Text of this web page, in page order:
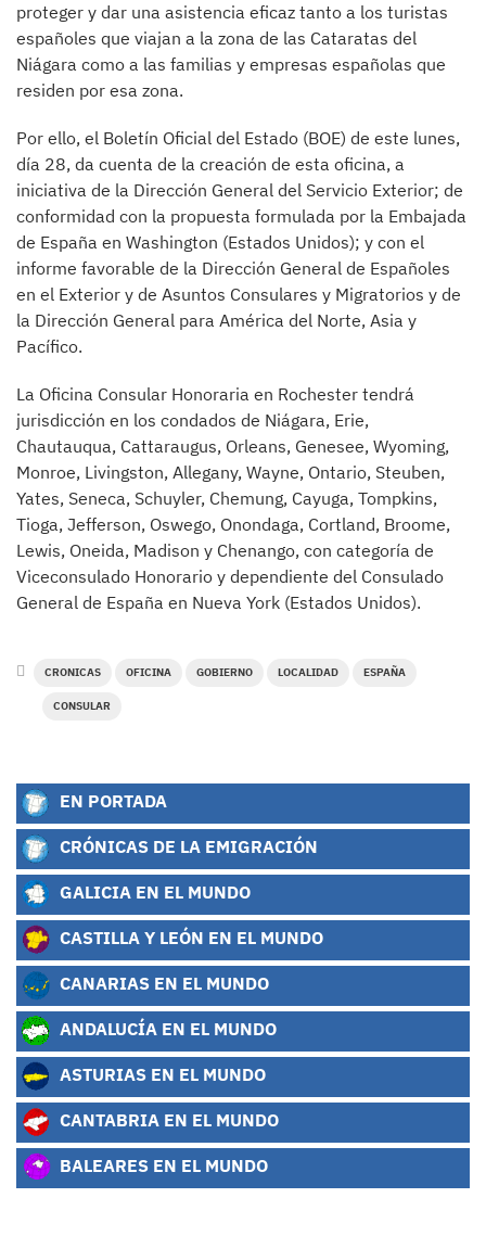
proteger y dar una asistencia eficaz tanto a los turistas
españoles que viajan a la zona de las Cataratas del
Niágara como a las familias y empresas españolas que
residen por esa zona.
Por ello, el Boletín Oficial del Estado (BOE) de este lunes,
día 28, da cuenta de la creación de esta oficina, a
iniciativa de la Dirección General del Servicio Exterior; de
conformidad con la propuesta formulada por la Embajada
de España en Washington (Estados Unidos); y con el
informe favorable de la Dirección General de Españoles
en el Exterior y de Asuntos Consulares y Migratorios y de
la Dirección General para América del Norte, Asia y
Pacífico.
La Oficina Consular Honoraria en Rochester tendrá
jurisdicción en los condados de Niágara, Erie,
Chautauqua, Cattaraugus, Orleans, Genesee, Wyoming,
Monroe, Livingston, Allegany, Wayne, Ontario, Steuben,
Yates, Seneca, Schuyler, Chemung, Cayuga, Tompkins,
Tioga, Jefferson, Oswego, Onondaga, Cortland, Broome,
Lewis, Oneida, Madison y Chenango, con categoría de
Viceconsulado Honorario y dependiente del Consulado
General de España en Nueva York (Estados Unidos).
CRONICAS OFICINA GOBIERNO LOCALIDAD ESPAÑA
CONSULAR
EN PORTADA
CRÓNICAS DE LA EMIGRACIÓN
GALICIA EN EL MUNDO
CASTILLA Y LEÓN EN EL MUNDO
CANARIAS EN EL MUNDO
ANDALUCÍA EN EL MUNDO
ASTURIAS EN EL MUNDO
CANTABRIA EN EL MUNDO
BALEARES EN EL MUNDO